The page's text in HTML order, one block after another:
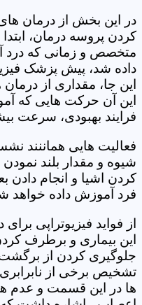
در این بخش از درمان
کردن پروسه درمان،
متخصص و زمانی که درد
داده شد، پیش پزشک
این جا، مقداری از
این آن حرکت هایی که
فرایند بهبودی، سرعت
فعالیت هایی هماننند
شیوه و مقدار بلند
کردن اشیا و انجام
فرد آموزش داده خواهد
از فواید فیزیوتراپی
این بیماری و برطرف
جلوگیری کردن از
تشخیص برخی از
ها در این قسمت و عدم